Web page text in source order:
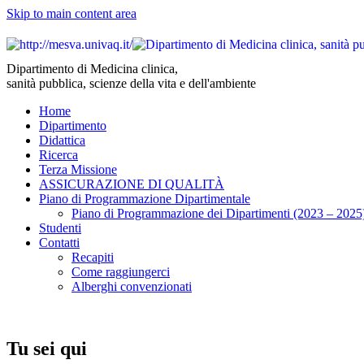
Skip to main content area
Dipartimento di Medicina clinica,
sanità pubblica, scienze della vita e dell'ambiente
Home
Dipartimento
Didattica
Ricerca
Terza Missione
ASSICURAZIONE DI QUALITÀ
Piano di Programmazione Dipartimentale
Piano di Programmazione dei Dipartimenti (2023 –
Studenti
Contatti
Recapiti
Come raggiungerci
Alberghi convenzionati
Tu sei qui